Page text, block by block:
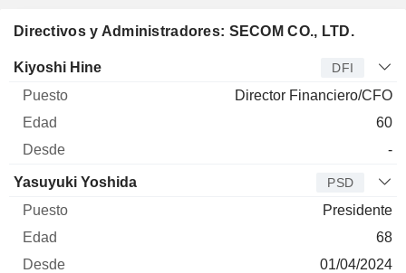
Directivos y Administradores: SECOM CO., LTD.
Director Puesto
Kiyoshi Hine DFI
Director Financiero/CFO
60
-
Yasuyuki Yoshida PSD
Presidente
68
01/04/2024